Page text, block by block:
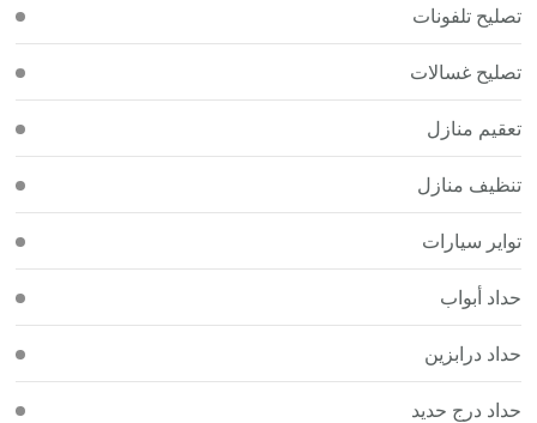
تصليح تلفونات
تصليح غسالات
تعقيم منازل
تنظيف منازل
تواير سيارات
حداد أبواب
حداد درابزين
حداد درج حديد